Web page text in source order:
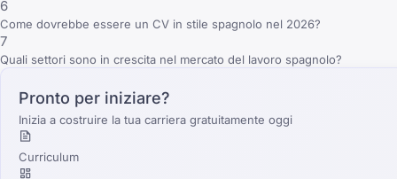
6
Come dovrebbe essere un CV in stile spagnolo nel 2026?
7
Quali settori sono in crescita nel mercato del lavoro spagnolo?
Pronto per iniziare?
Inizia a costruire la tua carriera gratuitamente oggi
Curriculum